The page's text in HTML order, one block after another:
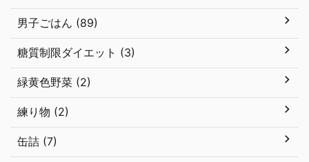
男子ごはん (89)
糖質制限ダイエット (3)
緑黄色野菜 (2)
練り物 (2)
缶詰 (7)